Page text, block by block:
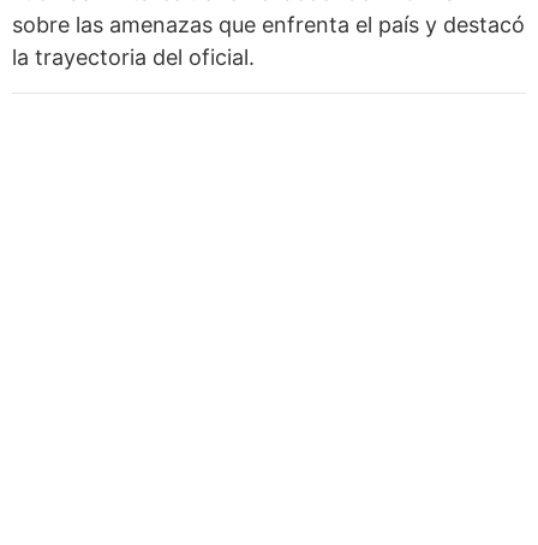
sobre las amenazas que enfrenta el país y destacó
la trayectoria del oficial.